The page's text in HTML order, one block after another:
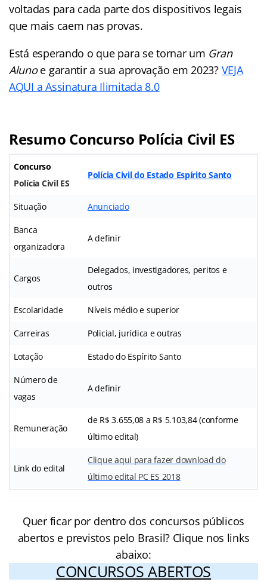
voltadas para cada parte dos dispositivos legais
que mais caem nas provas.
Está esperando o que para se tornar um Gran
Alunoe garantir a sua aprovação em 2023? VEJA
AQUI a Assinatura Ilimitada 8.0
Resumo Concurso Polícia Civil ES
Concurso
Polícia Civil ES
Polícia Civil do Estado Espírito Santo
Situação Anunciado
Banca
organizadora
A definir
Cargos
Delegados, investigadores, peritos e
outros
Escolaridade Níveis médio e superior
Carreiras Policial, jurídica e outras
Lotação Estado do Espírito Santo
Número de
vagas
A definir
Remuneração
de R$ 3.655,08 a R$ 5.103,84 (conforme
último edital)
Link do edital
Clique aqui para fazer download do
último edital PC ES 2018
Quer ficar por dentro dos concursos públicos
abertos e previstos pelo Brasil? Clique nos links
abaixo:
CONCURSOS ABERTOS